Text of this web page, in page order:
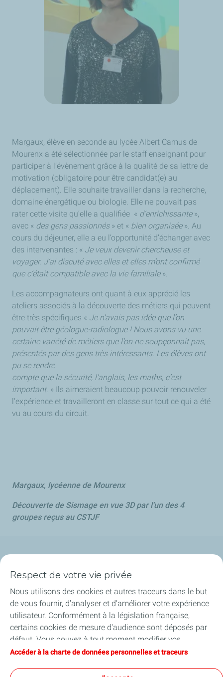
Margaux, élève en seconde au lycée Albert Camus de
Mourenx a été sélectionnée par le staff enseignant pour
participer à l’évènement grâce à la qualité de sa lettre de
motivation (obligatoire pour être candidat(e) au
déplacement). Elle souhaite travailler dans la recherche,
domaine énergétique ou biologie. Elle ne pouvait pas
rater cette visite qu’elle a qualifiée « d’enrichissante»,
avec « des gens passionnés» et « bien organisée». Au
cours du déjeuner, elle a eu l’opportunité d’échanger avec
des intervenantes : « Je veux devenir chercheuse et
voyager. J’ai discuté avec elles et elles m’ont confirmé
que c’était compatible avec la vie familiale».
Les accompagnateurs ont quant à eux apprécié les
ateliers associés à la découverte des métiers qui peuvent
être très spécifiques « Je n’avais pas idée que l’on
pouvait être géologue-radiologue ! Nous avons vu une
certaine variété de métiers que l’on ne soupçonnait pas,
présentés par des gens très intéressants. Les élèves ont
pu se rendre
compte que la sécurité, l’anglais, les maths, c’est
important. » Ils aimeraient beaucoup pouvoir renouveler
l’expérience et travailleront en classe sur tout ce qui a été
vu au cours du circuit.
Margaux, lycéenne de Mourenx
Découverte de Sismage en vue 3D par l’un des 4
groupes reçus au CSTJF
Notre ancrage territorial
Financer les entreprises
Soutenir les projets industriels
Accompagner à l'international
Respect de votre vie privée
Nous utilisons des cookies et autres traceurs dans le but
de vous fournir, d’analyser et d’améliorer votre expérience
utilisateur. Conformément à la législation française,
certains cookies de mesure d'audience sont déposés par
défaut. Vous pouvez à tout moment modifier vos
paramètres de cookies en cliquant sur le bouton « Gérer
Accéder à la charte de données personnelles et traceurs